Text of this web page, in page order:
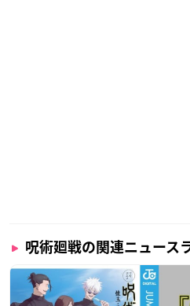
呪術廻戦の関連ニュース